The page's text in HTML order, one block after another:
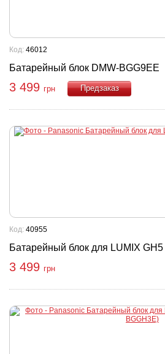
Батарейный блок DMW-BGG9EE
Код: 46012
3 499 грн
Батарейный блок для LUMIX
Код: 40955
3 499 грн